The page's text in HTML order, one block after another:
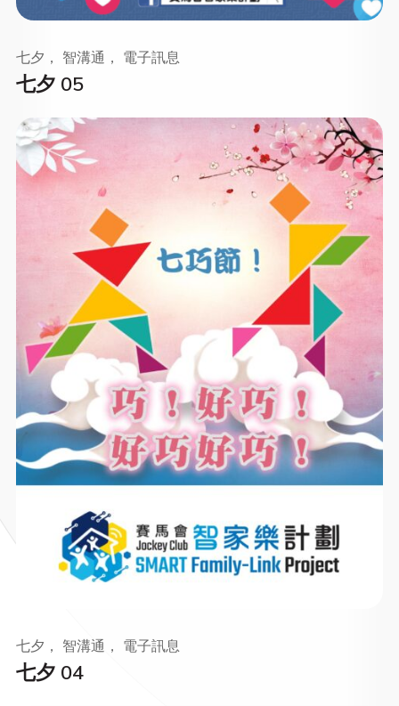
七夕 05
七夕， 智溝通， 電子訊息
七夕 04
七夕， 智溝通， 電子訊息